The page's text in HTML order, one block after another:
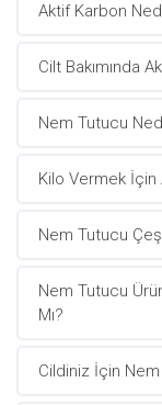
Aktif Karbon
Cilt Bakımında
Nem Tutucu
Kilo Vermek İçin
Nem Tutucu
Nem Tutucu
Mı?
Cildiniz İçin